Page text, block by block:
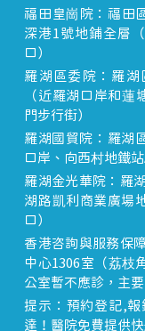
福田皇崗院：福田
深港1號地鋪全層
口）
羅湖區委院：羅湖
（近羅湖口岸和蓮
門步行街）
羅湖國貿院：羅湖
口岸、向西村地鐵
羅湖金光華院：羅
湖路凱利商業廣場
口）
香港咨詢與服務保
中心1306室（荔枝
公室暫不應診，主要
提示：預約登記,報
達！醫院免費提供